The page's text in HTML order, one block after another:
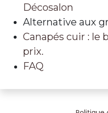
Décosalon
Alternative aux gr
Canapés cuir : le
prix.
FAQ